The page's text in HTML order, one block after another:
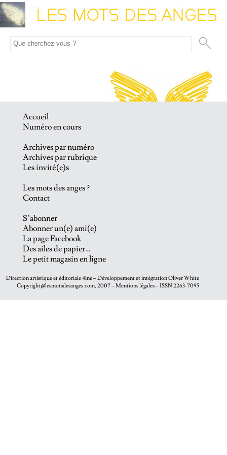
Accueil
Numéro en cours
Archives par numéro
Archives par rubrique
Les invité(e)s
Les mots des anges ?
Contact
S’abonner
Abonner un(e) ami(e)
La page Facebook
Des ailes de papier…
Le petit magasin en ligne
Direction artistique et éditoriale4ine– Développement et intégrationOliver White
Copyright@lesmotsdesanges.com, 2007 – Mentions légales – ISSN 2263-7095